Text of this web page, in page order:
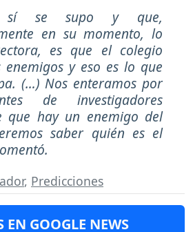
sí se supo y que,
en su momento, lo
es que el colegio
enemigos y eso es lo que
(…) Nos enteramos por
de investigadores
que hay un enemigo del
saber quién es el
, Predicciones
EN GOOGLE NEWS